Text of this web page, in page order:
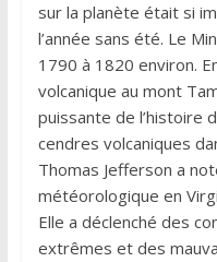
sur la planète était si
l’année sans été. Le
1790 à 1820 environ.
volcanique au mont
puissante de l’histoire
cendres volcaniques
Thomas Jefferson a
météorologique en
Elle a déclenché des
extrêmes et des